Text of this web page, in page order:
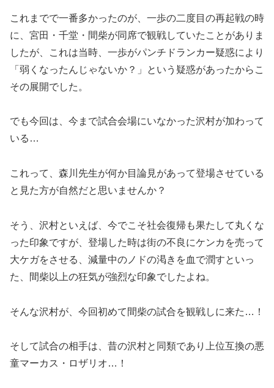
これまでで一番多かったのが、一歩の二度目の再起戦の時
に、宮田・千堂・間柴が同席で観戦していたことがありま
したが、これは当時、一歩がパンチドランカー疑惑により
「弱くなったんじゃないか？」という疑惑があったからこ
その展開でした。
でも今回は、今まで試合会場にいなかった沢村が加わって
いる…
これって、森川先生が何か目論見があって登場させている
と見た方が自然だと思いませんか？
そう、沢村といえば、今でこそ社会復帰も果たして丸くな
った印象ですが、登場した時は街の不良にケンカを売って
大ケガをさせる、減量中のノドの渇きを血で潤すといっ
た、間柴以上の狂気が強烈な印象でしたよね。
そんな沢村が、今回初めて間柴の試合を観戦しに来た…！
そして試合の相手は、昔の沢村と同類であり上位互換の悪
童マーカス・ロザリオ…！